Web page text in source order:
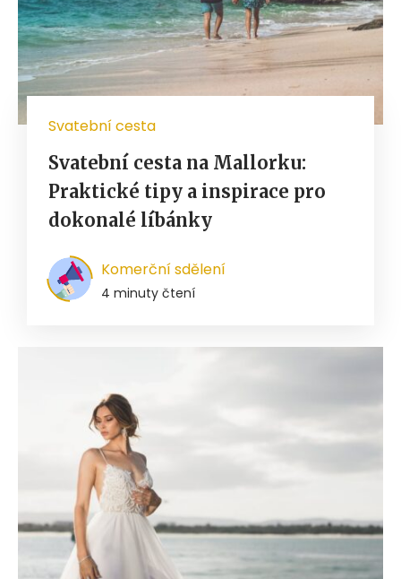
Svatební cesta
Svatební cesta na Mallorku:
Praktické tipy a inspirace pro
dokonalé líbánky
Komerční sdělení
4 minuty čtení